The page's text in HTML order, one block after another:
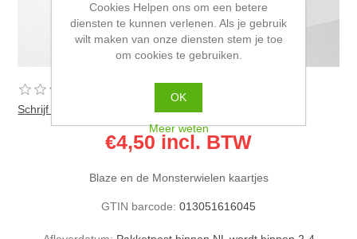
Blaze en de Monsterwielen
bedankkaartjes
Schrijf als eerste voor dit product een beoordeling
€4,50 incl. BTW
Blaze en de Monsterwielen kaartjes
GTIN barcode: 013051616045
Cookies Helpen ons om een betere
diensten te kunnen verlenen. Als je gebruik
wilt maken van onze diensten stem je toe
om cookies te gebruiken.
OK
Meer weten